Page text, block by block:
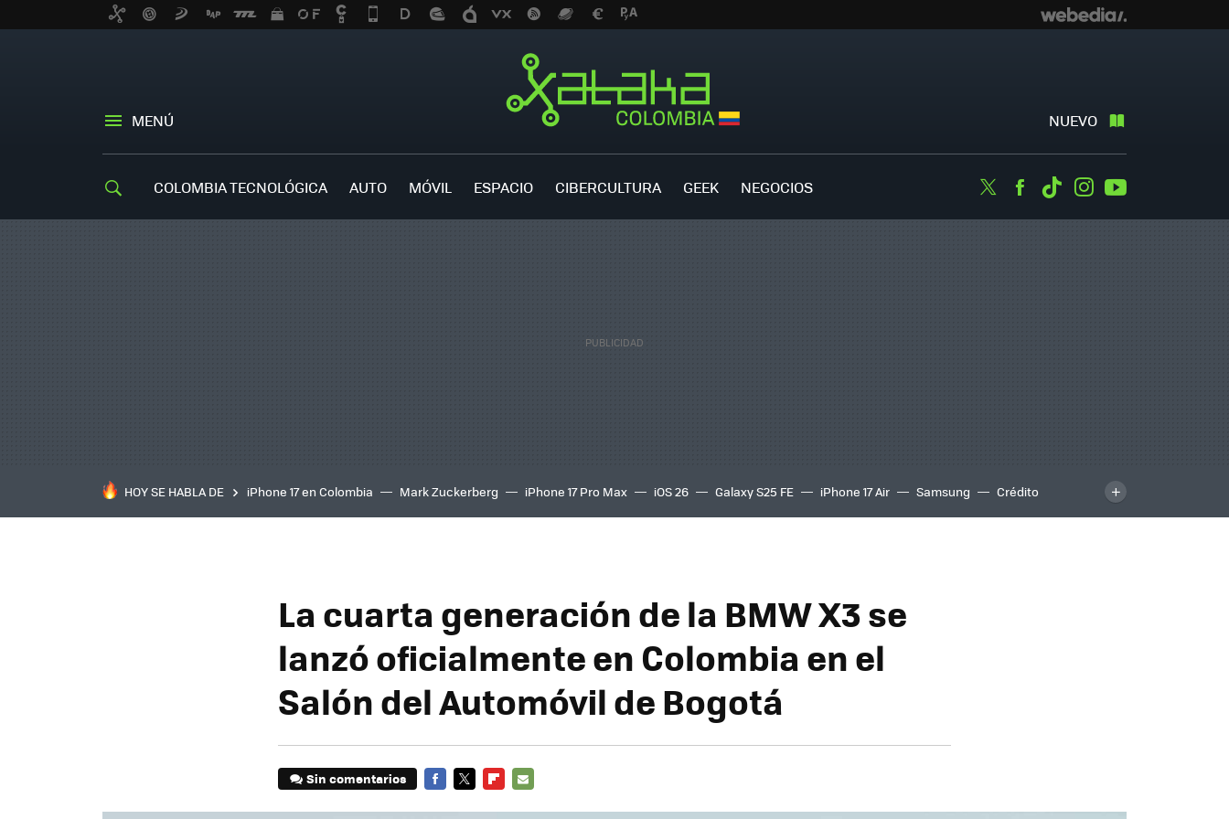
MENÚ NUEVO
COLOMBIA TECNOLÓGICA AUTO MÓVIL ESPACIO CIBERCULTURA GEEK NEGOCIOS TwitterFacebook
TiktokInstagram
HOY SE HABLA DE iPhone 17 en Colombia Mark Zuckerberg iPhone 17 Pro Max iOS 26 Galaxy S25 FE iPhone 17 Air Samsung
Crédito
inteligente
IA TCL C8K
La cuarta generación de la BMW X3 se
lanzó oficialmente en Colombia en el
Salón del Automóvil de Bogotá
Sin comentarios